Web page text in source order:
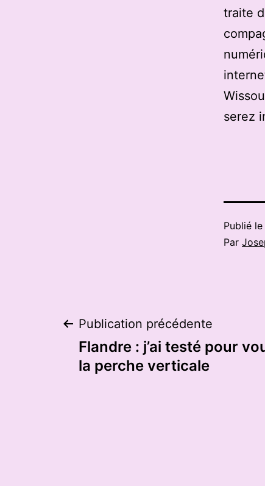
traite
serez
Publié le
Par
Navigation
de
Publication précédente
Flandre : j’ai testé pour
la perche verticale